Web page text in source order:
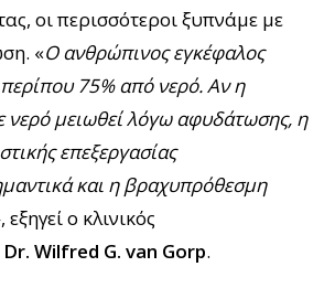
οι περισσότεροι ξυπνάμε με
«Ο ανθρώπινος εγκέφαλος
περίπου 75% από νερό. Αν η
νερό μειωθεί λόγω αφυδάτωσης, η
επεξεργασίας
και η βραχυπρόθεσμη
εξηγεί ο κλινικός
Dr. Wilfred G. van Gorp.